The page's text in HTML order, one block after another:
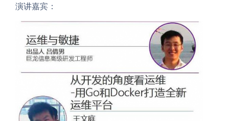
演讲嘉宾：